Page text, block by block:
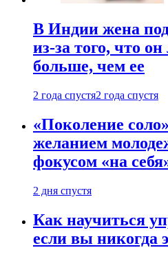
В Индии жена
из-за того, что
больше, чем ее
2 года спустя2 года спустя
«Поколение
желанием
фокусом «на
2 дня спустя
Как научиться
если вы никогда